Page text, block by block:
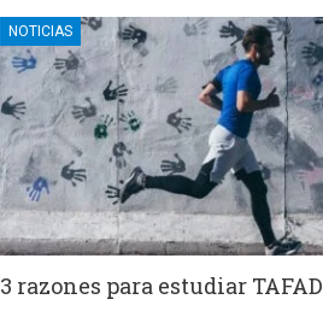
NOTICIAS
3 razones para estudiar TAFAD